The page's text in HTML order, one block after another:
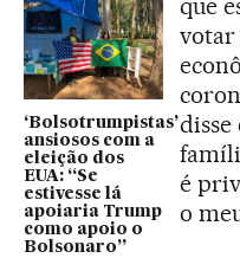
‘Bolsotrumpistas’
ansiosos com a
eleição dos
EUA: “Se
estivesse lá
apoiaria Trump
como apoio o
Bolsonaro”
que
votar
disse
é
o